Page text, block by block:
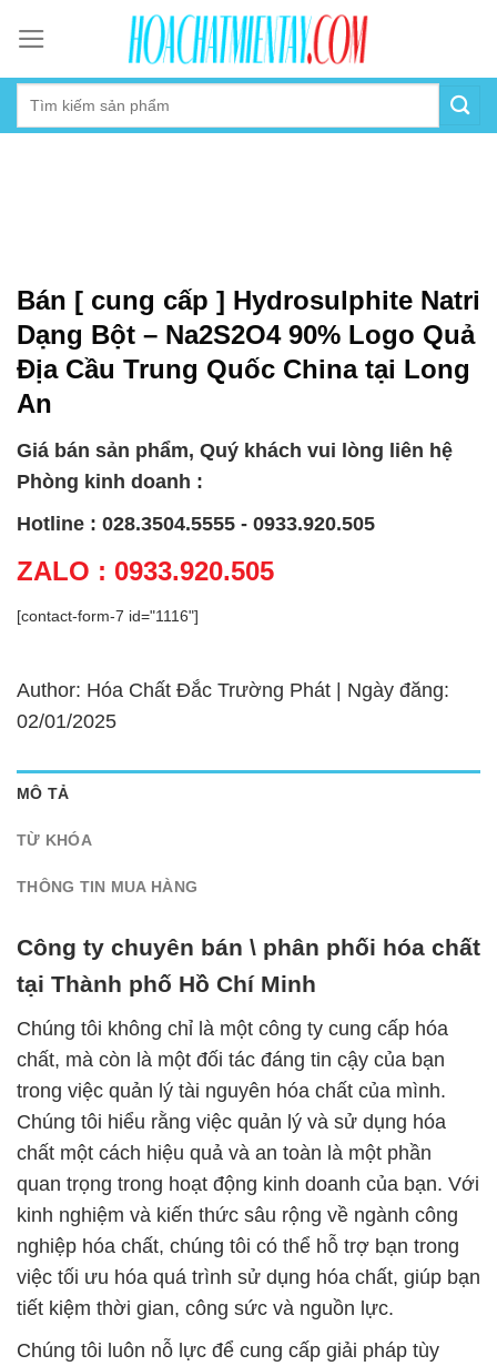
content
Bán [ cung cấp ] Hydrosulphite Natri
Dạng Bột – Na2S2O4 90% Logo Quả
Địa Cầu Trung Quốc China tại Long
An
Giá bán sản phẩm, Quý khách vui lòng liên hệ
Phòng kinh doanh :
Hotline : 028.3504.5555 - 0933.920.505
ZALO : 0933.920.505
[contact-form-7 id="1116"]
Author: Hóa Chất Đắc Trường Phát | Ngày đăng:
02/01/2025
MÔ TẢ
TỪ KHÓA
THÔNG TIN MUA HÀNG
Công ty chuyên bán \ phân phối hóa chất
tại Thành phố Hồ Chí Minh
Chúng tôi không chỉ là một công ty cung cấp hóa
chất, mà còn là một đối tác đáng tin cậy của bạn
trong việc quản lý tài nguyên hóa chất của mình.
Chúng tôi hiểu rằng việc quản lý và sử dụng hóa
chất một cách hiệu quả và an toàn là một phần
quan trọng trong hoạt động kinh doanh của bạn. Với
kinh nghiệm và kiến thức sâu rộng về ngành công
nghiệp hóa chất, chúng tôi có thể hỗ trợ bạn trong
việc tối ưu hóa quá trình sử dụng hóa chất, giúp bạn
tiết kiệm thời gian, công sức và nguồn lực.
Chúng tôi luôn nỗ lực để cung cấp giải pháp tùy